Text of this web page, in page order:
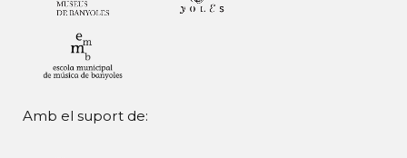
Amb el suport de: